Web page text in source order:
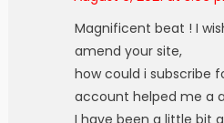
Magnificent beat ! I
amend your site,
how could i subscribe
account helped me a
I have been a little bit